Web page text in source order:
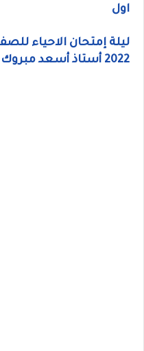
اول
ليلة إمتحان الاحياء
2022 أستاذ أسعد مبروك